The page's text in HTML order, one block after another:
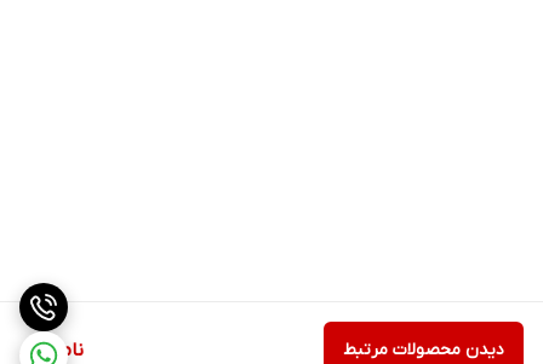
ناموجود دیدن محصولات مرتبط